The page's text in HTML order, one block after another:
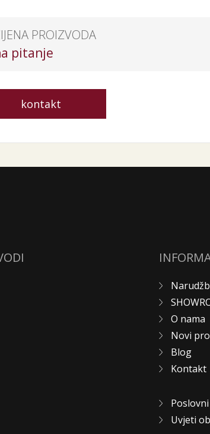
PROIZVODA
pitanje
kontakt
O nama
Novi
Blog
Kontakt
Uvjeti